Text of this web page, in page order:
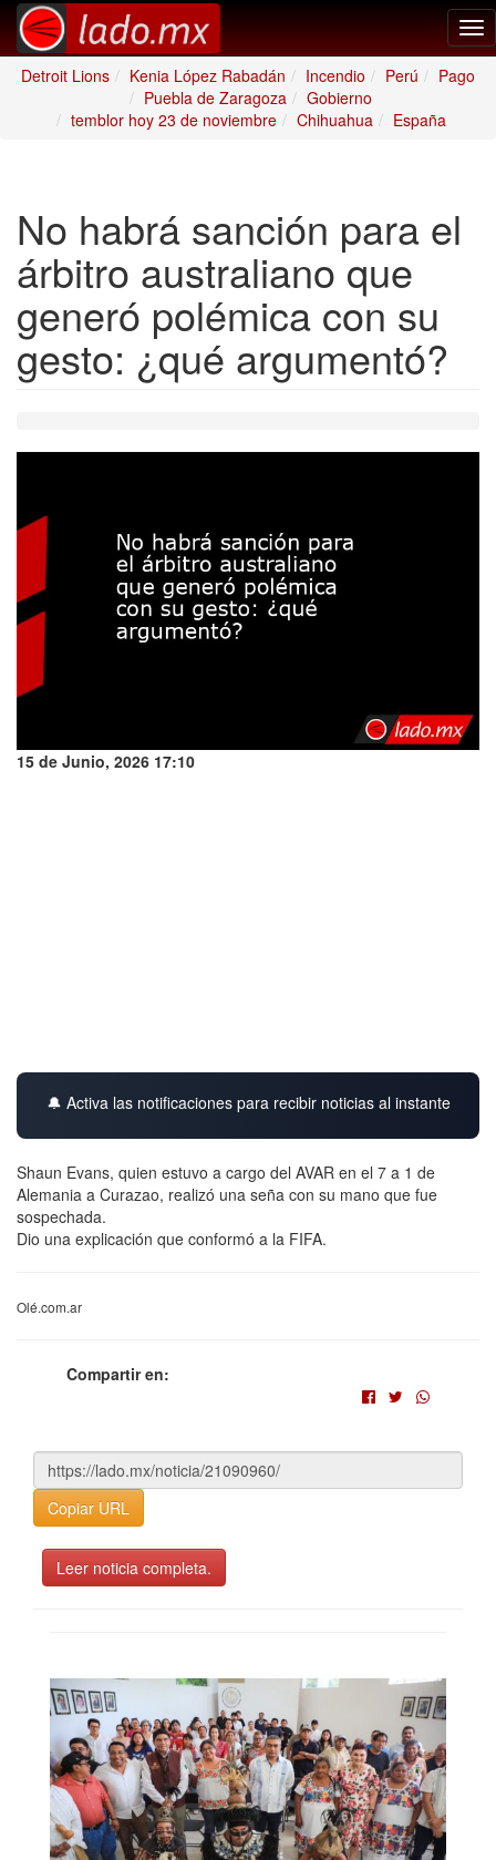
Detroit Lions
Kenia López Rabadán Incendio Perú
Pago
Puebla de Zaragoza
Gobierno
temblor hoy 23 de noviembre
Chihuahua España
No habrá sanción para el
árbitro australiano que
generó polémica con su
gesto: ¿qué argumentó?
15 de Junio, 2026 17:10
🔔 Activa las notificaciones para recibir noticias al instante
Shaun Evans, quien estuvo a cargo del AVAR en el 7 a 1 de
Alemania a Curazao, realizó una seña con su mano que fue
sospechada.
Dio una explicación que conformó a la FIFA.
Olé.com.ar
Compartir en:
Copiar URL
Leer noticia completa.